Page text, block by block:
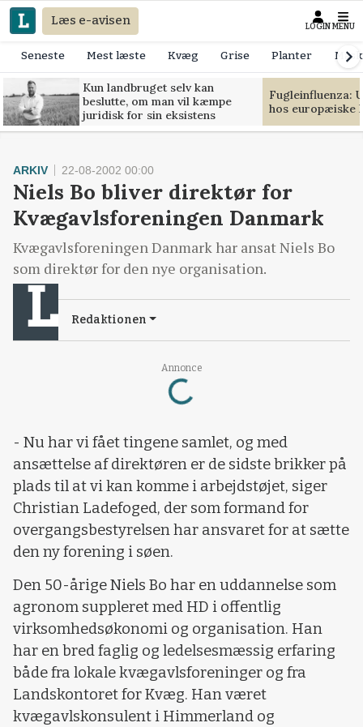
Læs e-avisen LOGIN MENU
Seneste Mest læste Kvæg Grise Planter
Kun landbruget selv kan
beslutte, om man vil kæmpe
juridisk for sin eksistens
Fugleinfluenza:
hos europæiske
Annonce
Loading...
ARKIV 22-08-2002 00:00
Niels Bo bliver direktør for
Kvægavlsforeningen Danmark
Kvægavlsforeningen Danmark har ansat Niels Bo
som direktør for den nye organisation.
Redaktionen
- Nu har vi fået tingene samlet, og med
ansættelse af direktøren er de sidste brikker på
plads til at vi kan komme i arbejdstøjet, siger
Christian Ladefoged, der som formand for
overgangsbestyrelsen har ansvaret for at sætte
den ny forening i søen.
Den 50-årige Niels Bo har en uddannelse som
agronom suppleret med HD i offentlig
virksomhedsøkonomi og organisation. Han
har en bred faglig og ledelsesmæssig erfaring
både fra lokale kvægavlsforeninger og fra
Landskontoret for Kvæg. Han været
kvægavlskonsulent i Himmerland og